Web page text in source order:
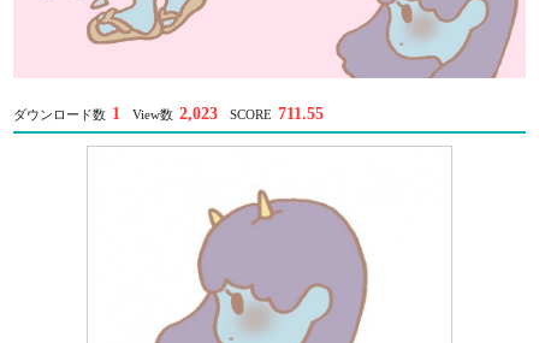
ダウンロード数 1 View数 2,023 SCORE 711.55